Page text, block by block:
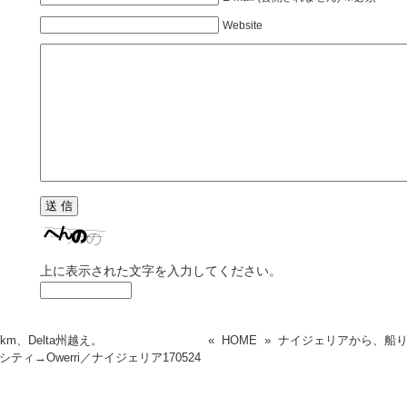
Website
上に表示された文字を入力してください。
、Delta州越え。
ティ→Owerri／ナイジェリア170524
« HOME » ナイジェリアから、船